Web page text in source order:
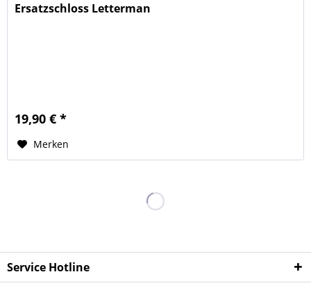
Ersatzschloss Letterman
19,90 € *
Merken
Service Hotline